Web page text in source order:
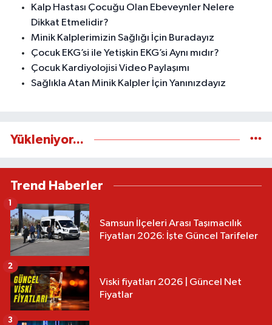
Kalp Hastası Çocuğu Olan Ebeveynler Nelere
Dikkat Etmelidir?
Minik Kalplerimizin Sağlığı İçin Buradayız
Çocuk EKG’si ile Yetişkin EKG’si Aynı mıdır?
Çocuk Kardiyolojisi Video Paylaşımı
Sağlıkla Atan Minik Kalpler İçin Yanınızdayız
Yükleniyor...
Trend Haberler
Samsun İlçeleri Arası Taşımacılık
Fiyatları 2026: İşte Güncel Tarifeler
1
Viski fiyatları 2026 | Güncel Net
Fiyatlar
2
3